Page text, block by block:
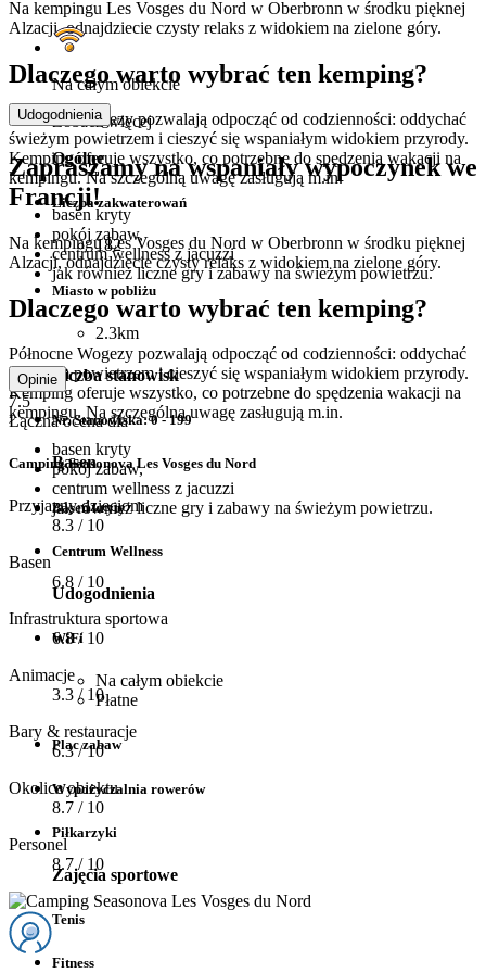
Na kempingu Les Vosges du Nord w Oberbronn w środku pięknej
Alzacji, odnajdziecie czysty relaks z widokiem na zielone góry.
Dlaczego warto wybrać ten kemping?
Północne Wogezy pozwalają odpocząć od codzienności: oddychać
świeżym powietrzem i cieszyć się wspaniałym widokiem przyrody.
Kemping oferuje wszystko, co potrzebne do spędzenia wakacji na
kempingu. Na szczególną uwagę zasługują m.in.
basen kryty
pokój zabaw,
centrum wellness z jacuzzi
jak również liczne gry i zabawy na świeżym powietrzu.
Na całym obiekcie
Zobacz więcej
Zapraszamy na wspaniały wypoczynek we
Francji!
Na kempingu Les Vosges du Nord w Oberbronn w środku pięknej
Alzacji, odnajdziecie czysty relaks z widokiem na zielone góry.
Dlaczego warto wybrać ten kemping?
Północne Wogezy pozwalają odpocząć od codzienności: oddychać
świeżym powietrzem i cieszyć się wspaniałym widokiem przyrody.
Kemping oferuje wszystko, co potrzebne do spędzenia wakacji na
kempingu. Na szczególną uwagę zasługują m.in.
basen kryty
pokój zabaw,
centrum wellness z jacuzzi
jak również liczne gry i zabawy na świeżym powietrzu.
Udogodnienia
Ogólne
Liczba zakwaterowań
182
Miasto w pobliżu
2.3km
Liczba stanowisk
Nr. Stanowiska: 0 - 199
Basen
Basen kryty
Centrum Wellness
Udogodnienia
WiFi
Na całym obiekcie
Płatne
Plac zabaw
Wypożyczalnia rowerów
Piłkarzyki
Zajęcia sportowe
Tenis
Fitness
Opinie
7.5
Łączna ocena dla
Camping Seasonova Les Vosges du Nord
Przyjazny dzieciom
8.3 / 10
Basen
6.8 / 10
Infrastruktura sportowa
6.8/ 10
Animacje
3.3 / 10
Bary & restauracje
6.3/ 10
Okolice obiektu
8.7 / 10
Personel
8.7/ 10